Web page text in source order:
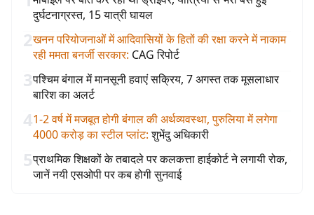
दुर्घटनाग्रस्त, 15 यात्री घायल
2खनन परियोजनाओं में आदिवासियों के हितों की रक्षा करने में नाकाम
रही ममता बनर्जी सरकार: CAG रिपोर्ट
3पश्चिम बंगाल में मानसूनी हवाएं सक्रिय, 7 अगस्त तक मूसलाधार
बारिश का अलर्ट
41-2 वर्ष में मजबूत होगी बंगाल की अर्थव्यवस्था, पुरुलिया में लगेगा
4000 करोड़ का स्टील प्लांट: शुभेंदु अधिकारी
5प्राथमिक शिक्षकों के तबादले पर कलकत्ता हाईकोर्ट ने लगायी रोक,
जानें नयी एसओपी पर कब होगी सुनवाई